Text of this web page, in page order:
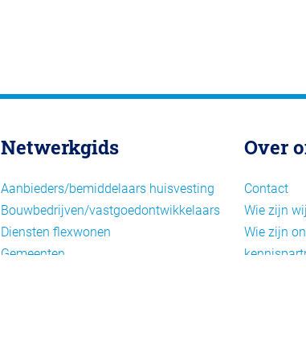
Netwerkgids
Aanbieders/bemiddelaars huisvesting
Bouwbedrijven/vastgoedontwikkelaars
Diensten flexwonen
Gemeenten
Over
Contact
Wie zijn wij
Wie zijn